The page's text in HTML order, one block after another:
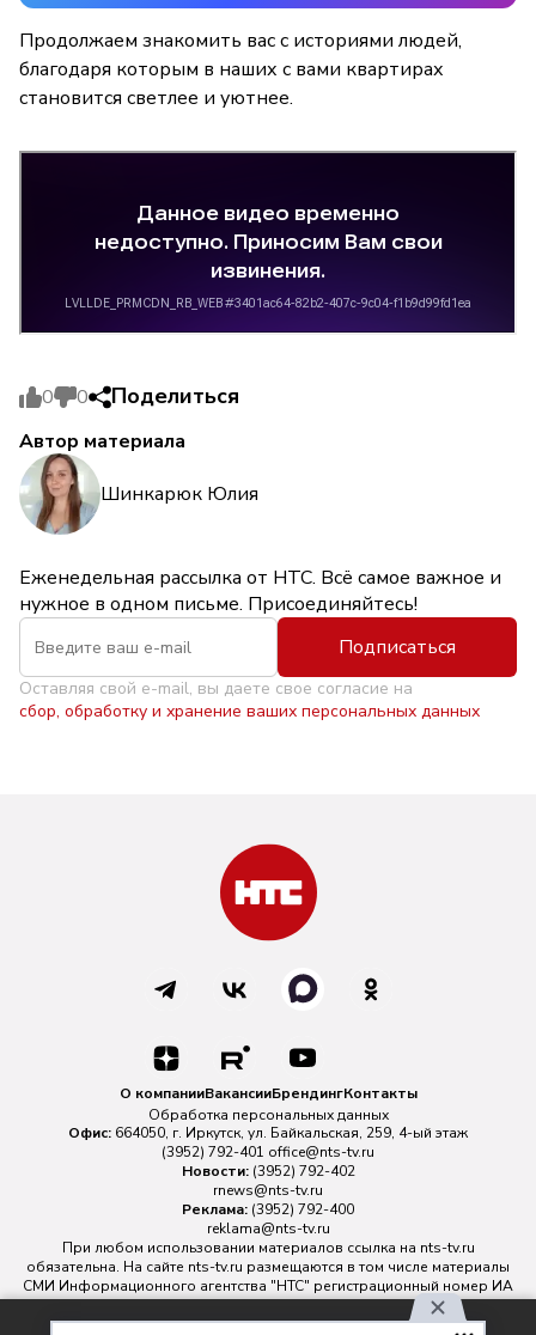
Продолжаем знакомить вас с историями людей,
благодаря которым в наших с вами квартирах
становится светлее и уютнее.
0 0 Поделиться
Автор материала
Шинкарюк Юлия
Еженедельная рассылка от НТС. Всё самое важное и
нужное в одном письме. Присоединяйтесь!
Подписаться
Оставляя свой e-mail, вы даете свое согласие на
сбор, обработку и хранение ваших персональных данных
О компанииВакансииБрендингКонтакты
Обработка персональных данных
Офис: 664050, г. Иркутск, ул. Байкальская, 259, 4-ый этаж
(3952) 792-401 office@nts-tv.ru
Новости: (3952) 792-402
rnews@nts-tv.ru
Реклама: (3952) 792-400
reklama@nts-tv.ru
При любом использовании материалов ссылка на nts-tv.ru
обязательна. На сайте nts-tv.ru размещаются в том числе материалы
СМИ Информационного агентства "НТС" регистрационный номер ИА
№ ФС 77 - 88763 зарегистрировано Федеральной службой по
надзору в сфере связи, информационных технологий и массовых